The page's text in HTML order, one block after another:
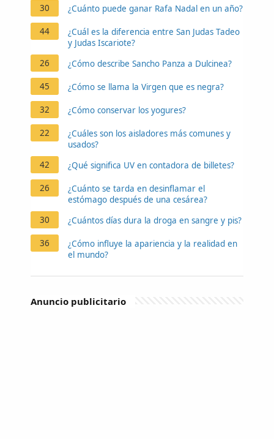
30 ¿Cuánto puede ganar Rafa Nadal en un año?
44
¿Cuál es la diferencia entre San Judas Tadeo
y Judas Iscariote?
26
¿Cómo describe Sancho Panza a Dulcinea?
45 ¿Cómo se llama la Virgen que es negra?
32 ¿Cómo conservar los yogures?
22
¿Cuáles son los aisladores más comunes y
usados?
42
¿Qué significa UV en contadora de billetes?
26
¿Cuánto se tarda en desinflamar el
estómago después de una cesárea?
30
¿Cuántos días dura la droga en sangre y pis?
36
¿Cómo influye la apariencia y la realidad en
el mundo?
Anuncio publicitario